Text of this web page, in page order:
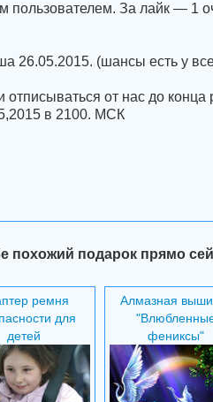
пользователем. За лайк — 1
26.05.2015. (шансы есть у
от нас до
в 2100. МСК
похожий подарок прямо
ремня
для
детей
Алмазная
фениксы"